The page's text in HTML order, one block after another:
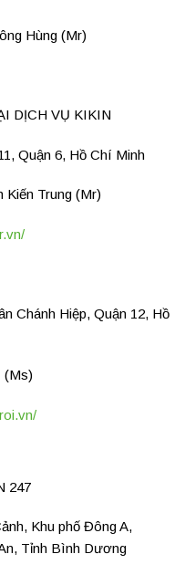
Hùng (Mr)
DỊCH VỤ KIKIN
Quận 6, Hồ Chí Minh
Kiến Trung (Mr)
Chánh Hiệp, Quận 12, Hồ
(Ms)
247
Khu phố Đông A,
Tỉnh Bình Dương